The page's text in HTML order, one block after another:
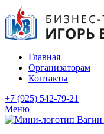
Главная
Организаторам
Контакты
+7 (925) 542-79-21
Меню